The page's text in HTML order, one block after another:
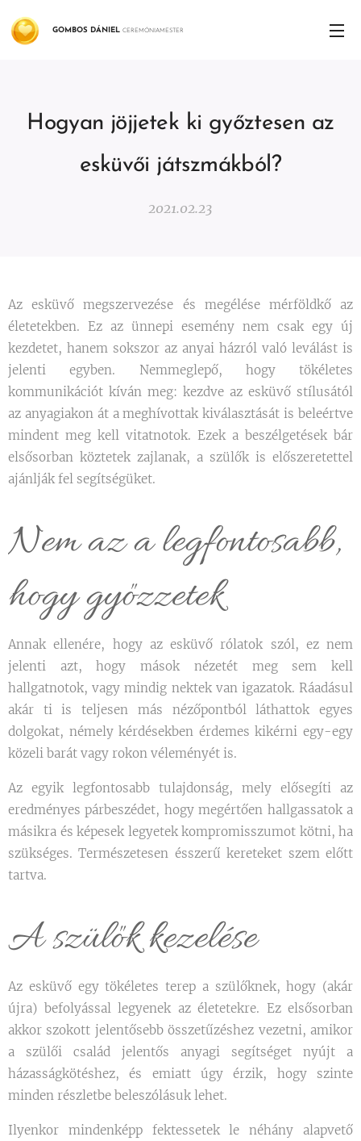
GOMBOS DÁNIEL CEREMÓNIAMESTER
Hogyan jöjjetek ki győztesen az
esküvői játszmákból?
2021.02.23
Az esküvő megszervezése és megélése mérföldkő az
életetekben. Ez az ünnepi esemény nem csak egy új
kezdetet, hanem sokszor az anyai házról való leválást is
jelenti egyben. Nemmeglepő, hogy tökéletes
kommunikációt kíván meg: kezdve az esküvő stílusától
az anyagiakon át a meghívottak kiválasztását is beleértve
mindent meg kell vitatnotok. Ezek a beszélgetések bár
elsősorban köztetek zajlanak, a szülők is előszeretettel
ajánlják fel segítségüket.
Nem az a legfontosabb,
hogy győzzetek
Annak ellenére, hogy az esküvő rólatok szól, ez nem
jelenti azt, hogy mások nézetét meg sem kell
hallgatnotok, vagy mindig nektek van igazatok. Ráadásul
akár ti is teljesen más nézőpontból láthattok egyes
dolgokat, némely kérdésekben érdemes kikérni egy-egy
közeli barát vagy rokon véleményét is.
Az egyik legfontosabb tulajdonság, mely elősegíti az
eredményes párbeszédet, hogy megértően hallgassatok a
másikra és képesek legyetek kompromisszumot kötni, ha
szükséges. Természetesen ésszerű kereteket szem előtt
tartva.
A szülők kezelése
Az esküvő egy tökéletes terep a szülőknek, hogy (akár
újra) befolyással legyenek az életetekre. Ez elsősorban
akkor szokott jelentősebb összetűzéshez vezetni, amikor
a szülői család jelentős anyagi segítséget nyújt a
házasságkötéshez, és emiatt úgy érzik, hogy szinte
minden részletbe beleszólásuk lehet.
Ilyenkor mindenképp fektessetek le néhány alapvető